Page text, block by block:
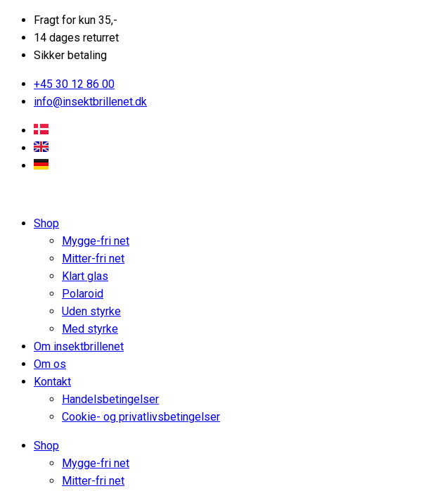
Fragt for kun 35,-
14 dages returret
Sikker betaling
+45 30 12 86 00
info@insektbrillenet.dk
Shop
Mygge-fri net
Mitter-fri net
Klart glas
Polaroid
Uden styrke
Med styrke
Om insektbrillenet
Om os
Kontakt
Handelsbetingelser
Cookie- og privatlivsbetingelser
Shop
Mygge-fri net
Mitter-fri net